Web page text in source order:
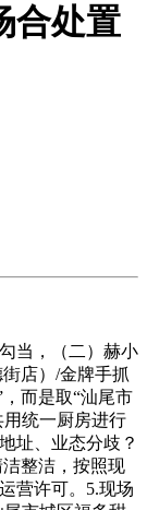
合处置
当，（二）赫小
街店）/金牌手抓
而是取“汕尾市
用统一厨房进行
址、业态分歧？
整洁，按照现
营许可。5.现场